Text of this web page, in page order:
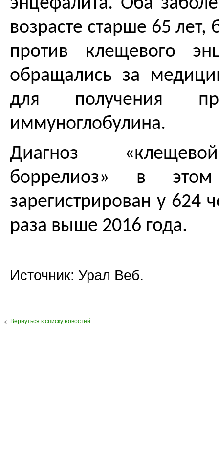
энцефалита. Оба
возрасте старше 65
против клещевого
обращались за
для получения
иммуноглобулина.
Диагноз
боррелиоз» в
зарегистрирован у 624
раза выше 2016 года.
Источник: Урал Веб.
Вернуться к списку новостей